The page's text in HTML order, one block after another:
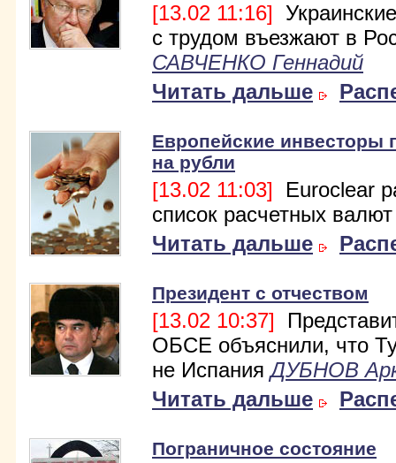
[13.02 11:16]
с трудом въезжают в
САВЧЕНКО Геннадий
Читать дальше
Европейские инвесторы
на рубли
[13.02 11:03] Euroclear
список расчетных валют
Читать дальше
Президент с отчеством
[13.02 10:37]
ОБСЕ объяснили, что
не ИспанияДУБНОВ
Читать дальше
Пограничное состояние